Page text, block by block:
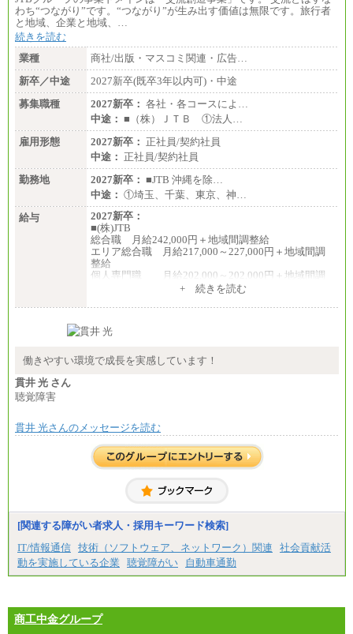
わち“つながり”です。“つながり”が生み出す価値は無限です。旅行者
と地域、企業と地域、…
続きを読む
業種
商社/出版・マスコミ関連・広告…
新卒／中途
2027新卒(既卒3年以内可)・中途
募集職種
2027新卒： 各社・各コースによ…
中途： ■（株）ＪＴＢ ①法人…
雇用形態
2027新卒： 正社員/契約社員
中途： 正社員/契約社員
勤務地
2027新卒： ■JTB 沖縄を除…
中途： ①埼玉、千葉、東京、神…
給与
2027新卒：
■(株)JTB
総合職 月給242,000円＋地域間調整給
エリア総合職 月給217,000～227,000円＋地域間調
整給
個人専門職 月給202,000～202,000円＋地域間調
総合職 月給208,000～235,000円
※詳細はJTBキャリアサイトよりご確認ください。
総合職 月給220,000～230,000円＋地域間調整給
整給
※詳細はJTBキャリアサイトよりご確認ください。
■(株)JTBコミュニケーションデザイン
総合職 月給230,000円
みなし残業手当：20,000円（一律支給）※みなし
残業手当の残業時間は10.43時間。
間に応じて、時間外手当等を支給。
エリアサポート職 月給188,000円
■（株）JTBグローバルマーケティング＆トラベル
+ 続きを読む
働きやすい環境で成長を実感しています！
貫井 光 さん
聴覚障害
貫井 光さんのメッセージを読む
[関連する障がい者求人・採用キーワード検索]
IT/情報通信 技術（ソフトウェア、ネットワーク）関連
社会貢献活
動を実施している企業
聴覚障がい 自動車通勤
商工中金グループ